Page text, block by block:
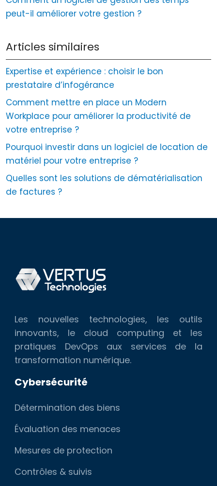
peut-il améliorer votre gestion ?
Articles similaires
Expertise et expérience : choisir le bon
prestataire d’infogérance
Comment mettre en place un Modern
Workplace pour améliorer la productivité de
votre entreprise ?
Pourquoi investir dans un logiciel de location de
matériel pour votre entreprise ?
Quelles sont les solutions de dématérialisation
de factures ?
Les nouvelles technologies, les outils
innovants, le cloud computing et les
pratiques DevOps aux services de la
transformation numérique.
Cybersécurité
Détermination des biens
Évaluation des menaces
Mesures de protection
Contrôles & suivis